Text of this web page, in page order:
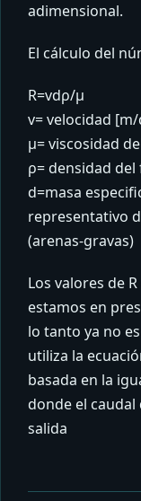
adimensional.
El cálculo del
R=vdρ/μ
v= velocidad
µ= viscosidad
ρ= densidad del
d=masa
representativo
(arenas-gravas)
Los valores de
estamos en
lo tanto ya no
utiliza la
basada en la
donde el caudal
salida